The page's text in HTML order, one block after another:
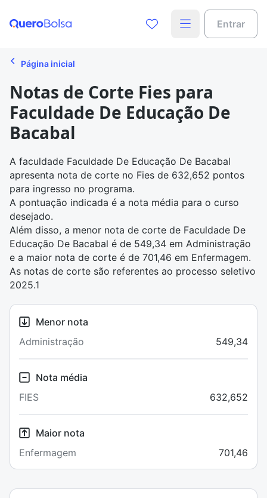
Entrar
Página inicial
Notas de Corte Fies para
Faculdade De Educação De
Bacabal
A faculdade Faculdade De Educação De Bacabal
apresenta nota de corte no Fies de 632,652 pontos
para ingresso no programa.
A pontuação indicada é a nota média para o curso
desejado.
Além disso, a menor nota de corte de Faculdade De
Educação De Bacabal é de 549,34 em Administração
e a maior nota de corte é de 701,46 em Enfermagem.
As notas de corte são referentes ao processo seletivo
2025.1
Menor nota
Administração
549,34
Nota média
FIES
632,652
Maior nota
Enfermagem
701,46